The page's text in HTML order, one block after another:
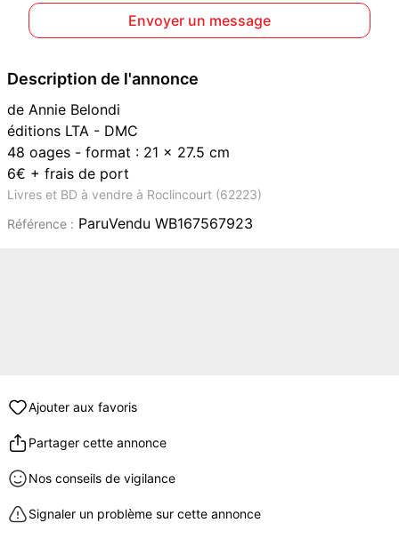
Envoyer un message
Description de l'annonce
de Annie Belondi
éditions LTA - DMC
48 oages - format : 21 x 27.5 cm
6€ + frais de port
Livres et BD à vendre à Roclincourt (62223)
Référence : ParuVendu WB167567923
Ajouter aux favoris
Partager cette annonce
Nos conseils de vigilance
Signaler un problème sur cette annonce